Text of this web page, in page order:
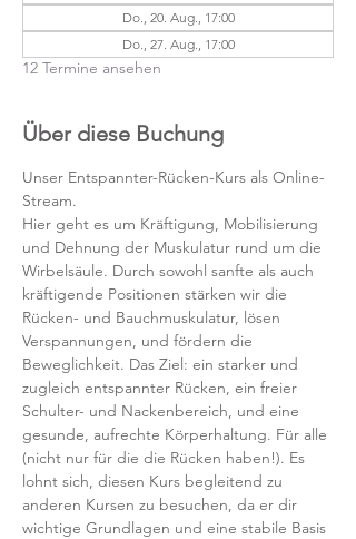
Do., 20. Aug., 17:00
Do., 27. Aug., 17:00
12 Termine ansehen
Über diese Buchung
Unser Entspannter-Rücken-Kurs als Online-
Stream.
Hier geht es um Kräftigung, Mobilisierung
und Dehnung der Muskulatur rund um die
Wirbelsäule. Durch sowohl sanfte als auch
kräftigende Positionen stärken wir die
Rücken- und Bauchmuskulatur, lösen
Verspannungen, und fördern die
Beweglichkeit. Das Ziel: ein starker und
zugleich entspannter Rücken, ein freier
Schulter- und Nackenbereich, und eine
gesunde, aufrechte Körperhaltung. Für alle
(nicht nur für die die Rücken haben!). Es
lohnt sich, diesen Kurs begleitend zu
anderen Kursen zu besuchen, da er dir
wichtige Grundlagen und eine stabile Basis